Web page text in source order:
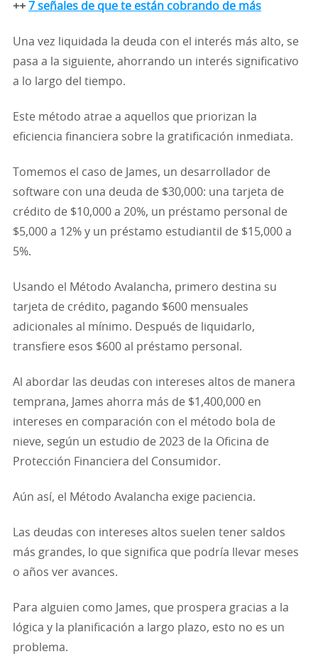
++ 7 señales de que te están cobrando de más
Una vez liquidada la deuda con el interés más alto, se
pasa a la siguiente, ahorrando un interés significativo
a lo largo del tiempo.
Este método atrae a aquellos que priorizan la
eficiencia financiera sobre la gratificación inmediata.
Tomemos el caso de James, un desarrollador de
software con una deuda de $30,000: una tarjeta de
crédito de $10,000 a 20%, un préstamo personal de
$5,000 a 12% y un préstamo estudiantil de $15,000 a
5%.
Usando el Método Avalancha, primero destina su
tarjeta de crédito, pagando $600 mensuales
adicionales al mínimo. Después de liquidarlo,
transfiere esos $600 al préstamo personal.
Al abordar las deudas con intereses altos de manera
temprana, James ahorra más de $1,400,000 en
intereses en comparación con el método bola de
nieve, según un estudio de 2023 de la Oficina de
Protección Financiera del Consumidor.
Aún así, el Método Avalancha exige paciencia.
Las deudas con intereses altos suelen tener saldos
más grandes, lo que significa que podría llevar meses
o años ver avances.
Para alguien como James, que prospera gracias a la
lógica y la planificación a largo plazo, esto no es un
problema.